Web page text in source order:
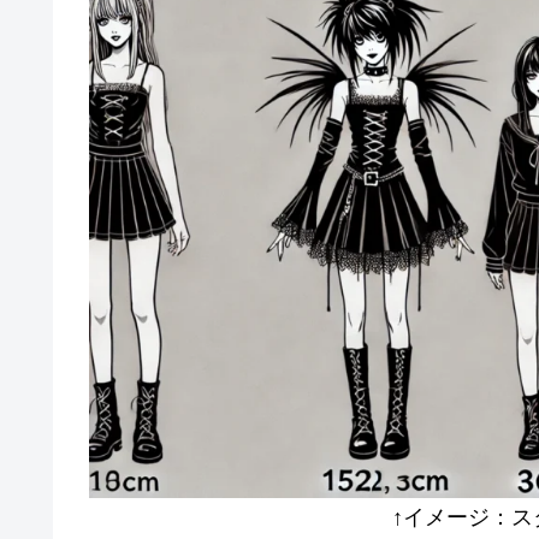
↑イメージ：スターダ